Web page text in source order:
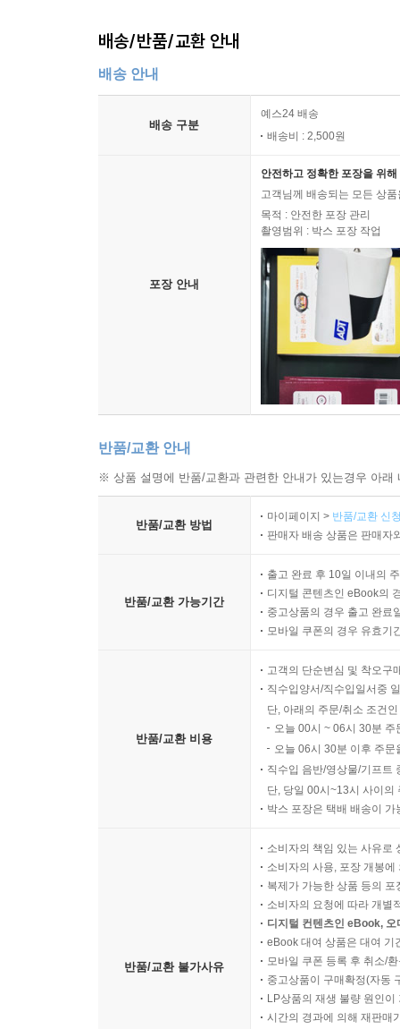
배송/반품/교환 안내
배송 안내
배송 구분
예스24 배송
배송비 : 2,500원
포장 안내
안전하고 정확한 포장을 위
고객님께 배송되는 모든 상
목적 : 안전한 포장 관리
촬영범위 : 박스 포장 작업
반품/교환 안내
※ 상품 설명에 반품/교환과 관련한 안내가 있는경우 아
반품/교환 방법
마이페이지 > 반품/교환 신
판매자 배송 상품은 판매자
반품/교환 가능기간
출고 완료 후 10일 이내의
디지털 콘텐츠인 eBook의
중고상품의 경우 출고 완료
모바일 쿠폰의 경우 유효기
반품/교환 비용
고객의 단순변심 및 착오구
직수입양서/직수입일서중
단, 아래의 주문/취소 조건
오늘 00시 ~ 06시 30분
오늘 06시 30분 이후 주
직수입 음반/영상물/기프트
단, 당일 00시~13시 사이의
박스 포장은 택배 배송이
반품/교환 불가사유
소비자의 책임 있는 사유로
소비자의 사용, 포장 개봉
복제가 가능한 상품 등의
소비자의 요청에 따라 개별
디지털 컨텐츠인 eBook,
eBook 대여 상품은 대여 기
모바일 쿠폰 등록 후 취소/
중고상품이 구매확정(자동
LP상품의 재생 불량 원인
시간의 경과에 의해 재판매